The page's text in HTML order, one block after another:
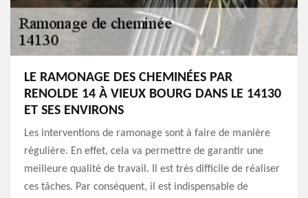
LE RAMONAGE DES CHEMINÉES PAR
RENOLDE 14 À VIEUX BOURG DANS LE 14130
ET SES ENVIRONS
Les interventions de ramonage sont à faire de manière
régulière. En effet, cela va permettre de garantir une
meilleure qualité de travail. Il est très difficile de réaliser
ces tâches. Par conséquent, il est indispensable de